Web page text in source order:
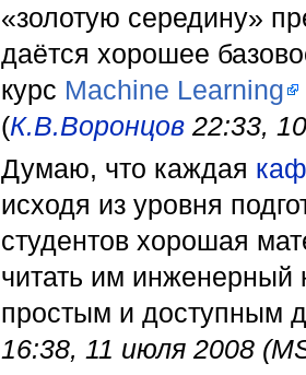
«золотую середину»
даётся хорошее
курс Machine Learning
(К.В.Воронцов22:33,
Думаю, что каждая
исходя из уровня
студентов хорошая
читать им инженерный
простым и доступным
16:38, 11 июля 2008